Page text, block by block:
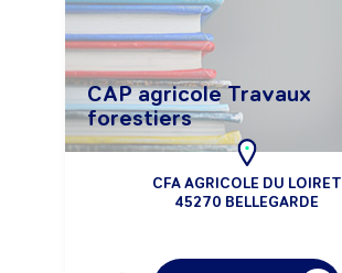
CAP agricole Travaux
forestiers
CFA AGRICOLE DU LOIRET
45270 BELLEGARDE